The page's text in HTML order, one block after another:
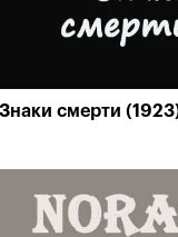
Знаки смерти